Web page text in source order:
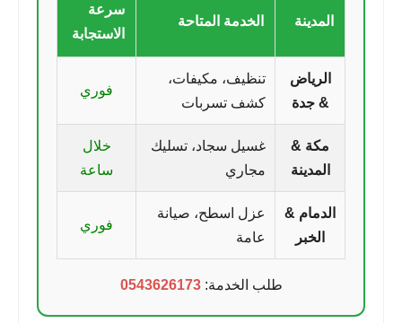
المدينة الخدمة المتاحة
سرعة
الاستجابة
الرياض
& جدة
تنظيف، مكيفات،
كشف تسربات
فوري
مكة &
المدينة
غسيل سجاد، تسليك
مجاري
خلال
ساعة
الدمام &
الخبر
عزل اسطح، صيانة
عامة
فوري
طلب الخدمة:0543626173